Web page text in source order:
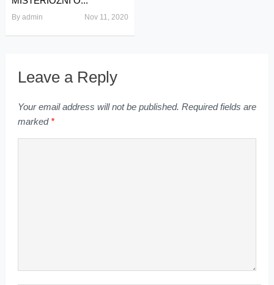
By admin Nov 11, 2020
Leave a Reply
Your email address will not be published. Required fields are
marked *